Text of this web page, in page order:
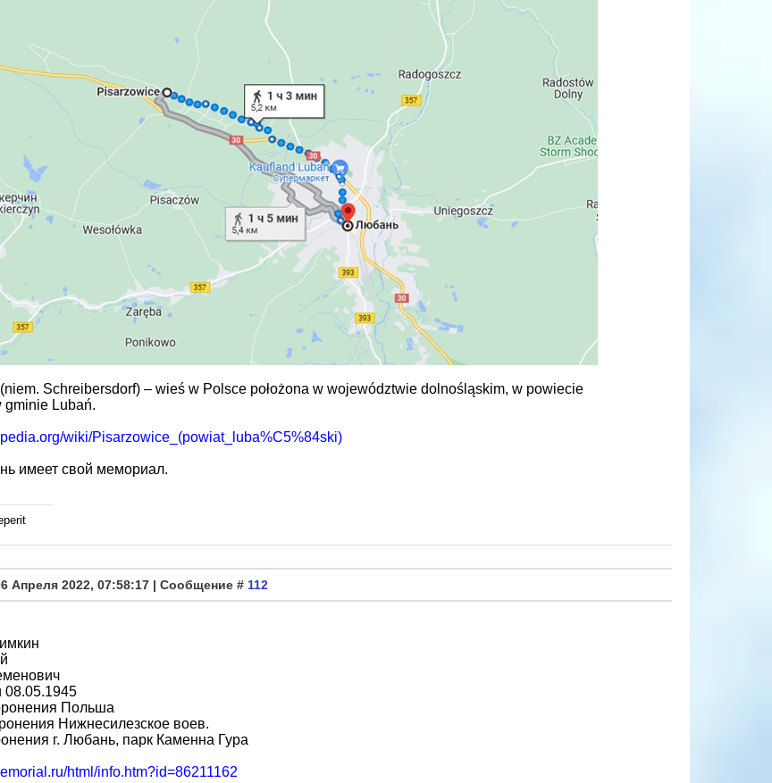
Schreibersdorf) – wieś w Polsce położona w województwie dolnośląskim, w powiecie
gminie Lubań.
wiki/Pisarzowice_(powiat_luba%C5%84ski)
имеет свой мемориал.
Апреля 2022, 07:58:17 | Сообщение # 112
08.05.1945
Польша
Нижнесилезское воев.
г. Любань, парк Каменна Гура
html/info.htm?id=86211162